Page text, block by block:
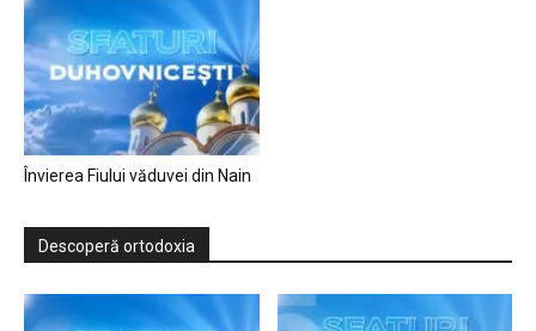
Învierea Fiului văduvei din Nain
Descoperă ortodoxia